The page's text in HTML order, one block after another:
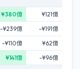
¥380億
¥121億
-¥239億
-¥191億
-¥110億
¥62億
¥141億 -¥96億